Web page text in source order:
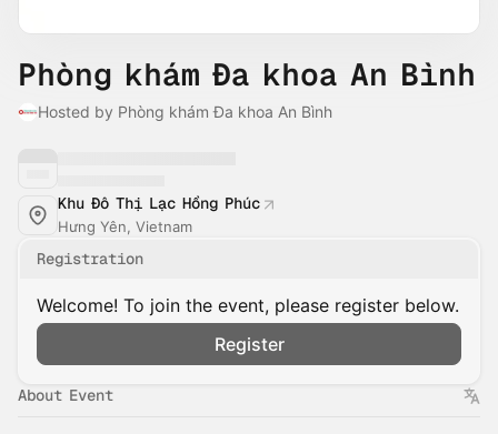
Phòng khám Đa khoa An Bình
Hosted by Phòng khám Đa khoa An Bình
Khu Đô Thị Lạc Hồng Phúc
Hưng Yên, Vietnam
Registration
Welcome! To join the event, please register below.
Register
About Event